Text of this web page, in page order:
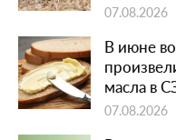
07.08.2026
В июне
масла в
07.08.2026